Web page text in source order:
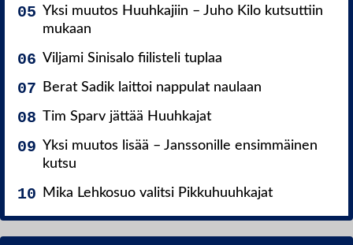
Yksi muutos Huuhkajiin – Juho Kilo kutsuttiin
mukaan
Viljami Sinisalo fiilisteli tuplaa
Berat Sadik laittoi nappulat naulaan
Tim Sparv jättää Huuhkajat
Yksi muutos lisää – Janssonille ensimmäinen
kutsu
Mika Lehkosuo valitsi Pikkuhuuhkajat